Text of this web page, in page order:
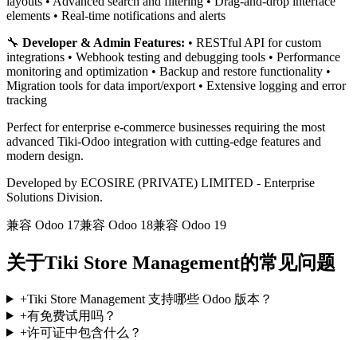
elements • Real-time notifications and alerts
🔧 Developer & Admin Features: • RESTful API for custom
integrations • Webhook testing and debugging tools • Performance
monitoring and optimization • Backup and restore functionality •
Migration tools for data import/export • Extensive logging and error
tracking
Perfect for enterprise e-commerce businesses requiring the most
advanced Tiki-Odoo integration with cutting-edge features and
modern design.
Developed by ECOSIRE (PRIVATE) LIMITED - Enterprise
Solutions Division.
兼容 Odoo 17兼容 Odoo 18兼容 Odoo 19
关于Tiki Store Management的常见问题
+Tiki Store Management 支持哪些 Odoo 版本？
+有免费试用吗？
+许可证中包含什么？